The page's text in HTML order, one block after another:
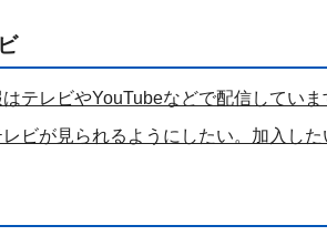
テレビやYouTubeなどで配信していま
ビが見られるようにしたい。加入した